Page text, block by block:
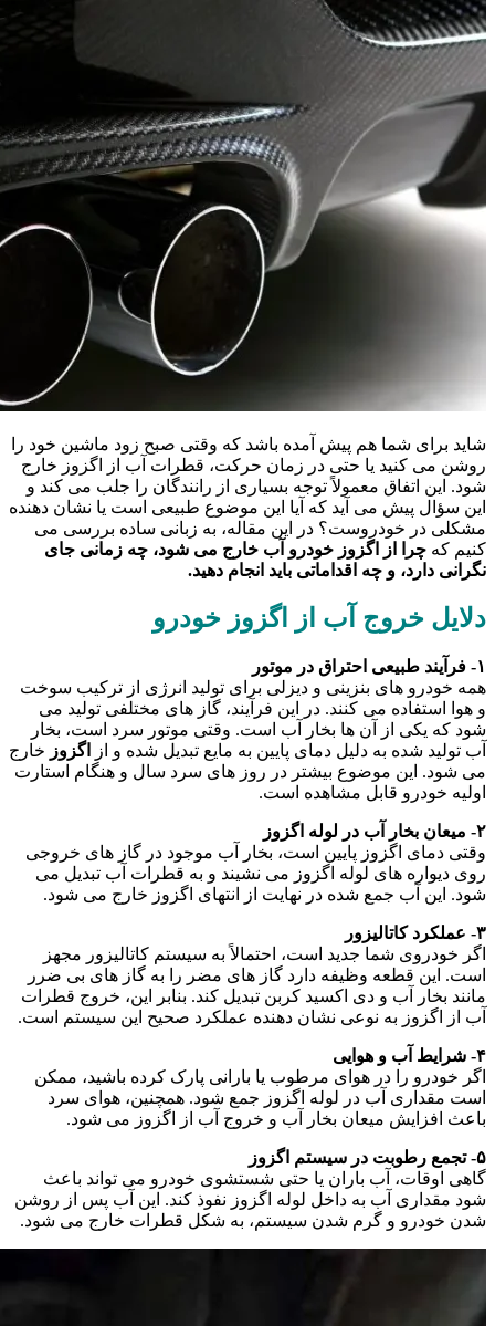
شاید برای شما هم پیش آمده باشد که وقتی صبح زود ماشین خود را
روشن می کنید یا حتی در زمان حرکت، قطرات آب از اگزوز خارج
شود. این اتفاق معمولاً توجه بسیاری از رانندگان را جلب می کند و
این سؤال پیش می آید که آیا این موضوع طبیعی است یا نشان دهنده
مشکلی در خودروست؟ در این مقاله، به زبانی ساده بررسی می
کنیم که چرا از اگزوز خودرو آب خارج می شود، چه زمانی جای
نگرانی دارد، و چه اقداماتی باید انجام دهید.
دلایل خروج آب از اگزوز خودرو
۱- فرآیند طبیعی احتراق در موتور
همه خودرو های بنزینی و دیزلی برای تولید انرژی از ترکیب سوخت
و هوا استفاده می کنند. در این فرآیند، گاز های مختلفی تولید می
شود که یکی از آن ها بخار آب است. وقتی موتور سرد است، بخار
آب تولید شده به دلیل دمای پایین به مایع تبدیل شده و از
اگزوز خارج
می شود. این موضوع بیشتر در روز های سرد سال و هنگام استارت
اولیه خودرو قابل مشاهده است.
۲- میعان بخار آب در لوله اگزوز
وقتی دمای اگزوز پایین است، بخار آب موجود در گاز های خروجی
روی دیواره های لوله اگزوز می نشیند و به قطرات آب تبدیل می
شود. این آب جمع شده در نهایت از انتهای اگزوز خارج می شود.
۳- عملکرد کاتالیزور
اگر خودروی شما جدید است، احتمالاً به سیستم کاتالیزور مجهز
است. این قطعه وظیفه دارد گاز های مضر را به گاز های بی ضرر
مانند بخار آب و دی اکسید کربن تبدیل کند. بنابر این، خروج قطرات
آب از اگزوز به نوعی نشان دهنده عملکرد صحیح این سیستم است.
۴- شرایط آب و هوایی
اگر خودرو را در هوای مرطوب یا بارانی پارک کرده باشید، ممکن
است مقداری آب در لوله اگزوز جمع شود. همچنین، هوای سرد
باعث افزایش میعان بخار آب و خروج آب از اگزوز می شود.
۵- تجمع رطوبت در سیستم اگزوز
گاهی اوقات، آب باران یا حتی شستشوی خودرو می تواند باعث
شود مقداری آب به داخل لوله اگزوز نفوذ کند. این آب پس از روشن
شدن خودرو و گرم شدن سیستم، به شکل قطرات خارج می شود.